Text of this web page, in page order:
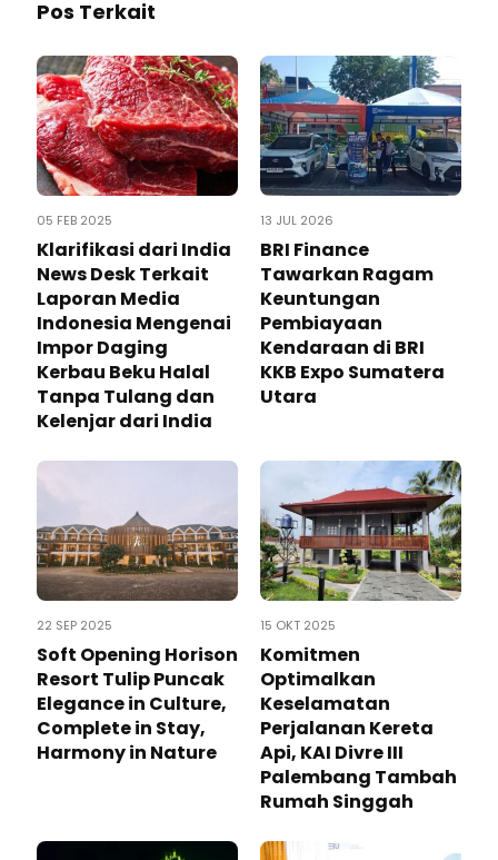
Pos Terkait
05 FEB 2025
Klarifikasi dari India
News Desk Terkait
Laporan Media
Indonesia Mengenai
Impor Daging
Kerbau Beku Halal
Tanpa Tulang dan
Kelenjar dari India
13 JUL 2026
BRI Finance
Tawarkan Ragam
Keuntungan
Pembiayaan
Kendaraan di BRI
KKB Expo Sumatera
Utara
22 SEP 2025
Soft Opening Horison
Resort Tulip Puncak
Elegance in Culture,
Complete in Stay,
Harmony in Nature
15 OKT 2025
Komitmen
Optimalkan
Keselamatan
Perjalanan Kereta
Api, KAI Divre III
Palembang Tambah
Rumah Singgah